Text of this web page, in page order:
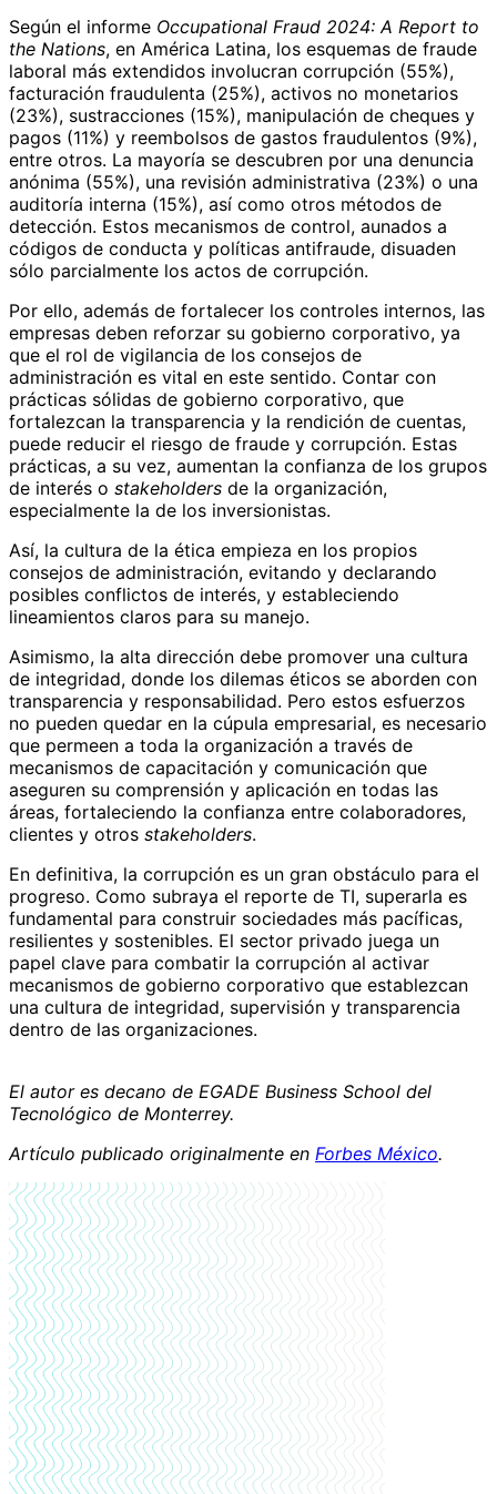
Según el informe Occupational Fraud 2024: A Report to
the Nations, en América Latina, los esquemas de fraude
laboral más extendidos involucran corrupción (55%),
facturación fraudulenta (25%), activos no monetarios
(23%), sustracciones (15%), manipulación de cheques y
pagos (11%) y reembolsos de gastos fraudulentos (9%),
entre otros. La mayoría se descubren por una denuncia
anónima (55%), una revisión administrativa (23%) o una
auditoría interna (15%), así como otros métodos de
detección. Estos mecanismos de control, aunados a
códigos de conducta y políticas antifraude, disuaden
sólo parcialmente los actos de corrupción.
Por ello, además de fortalecer los controles internos, las
empresas deben reforzar su gobierno corporativo, ya
que el rol de vigilancia de los consejos de
administración es vital en este sentido. Contar con
prácticas sólidas de gobierno corporativo, que
fortalezcan la transparencia y la rendición de cuentas,
puede reducir el riesgo de fraude y corrupción. Estas
prácticas, a su vez, aumentan la confianza de los grupos
de interés o stakeholders de la organización,
especialmente la de los inversionistas.
Así, la cultura de la ética empieza en los propios
consejos de administración, evitando y declarando
posibles conflictos de interés, y estableciendo
lineamientos claros para su manejo.
Asimismo, la alta dirección debe promover una cultura
de integridad, donde los dilemas éticos se aborden con
transparencia y responsabilidad. Pero estos esfuerzos
no pueden quedar en la cúpula empresarial, es necesario
que permeen a toda la organización a través de
mecanismos de capacitación y comunicación que
aseguren su comprensión y aplicación en todas las
áreas, fortaleciendo la confianza entre colaboradores,
clientes y otros stakeholders.
En definitiva, la corrupción es un gran obstáculo para el
progreso. Como subraya el reporte de TI, superarla es
fundamental para construir sociedades más pacíficas,
resilientes y sostenibles. El sector privado juega un
papel clave para combatir la corrupción al activar
mecanismos de gobierno corporativo que establezcan
una cultura de integridad, supervisión y transparencia
dentro de las organizaciones.
El autor es decano de EGADE Business School del
Tecnológico de Monterrey.
Artículo publicado originalmente en Forbes México.